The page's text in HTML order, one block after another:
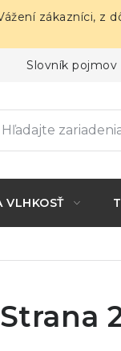
zákazníci, z
Slovník pojmov
VLHKOSŤ